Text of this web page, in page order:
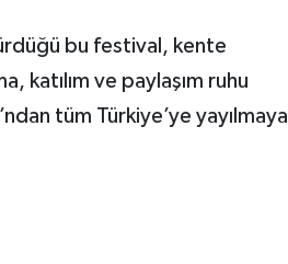
bu festival, kente
katılım ve paylaşım ruhu
tüm Türkiye’ye yayılmaya